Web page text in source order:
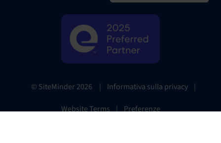
© SiteMinder2026 | Informativa sulla privacy |
Website Terms | Preferenze